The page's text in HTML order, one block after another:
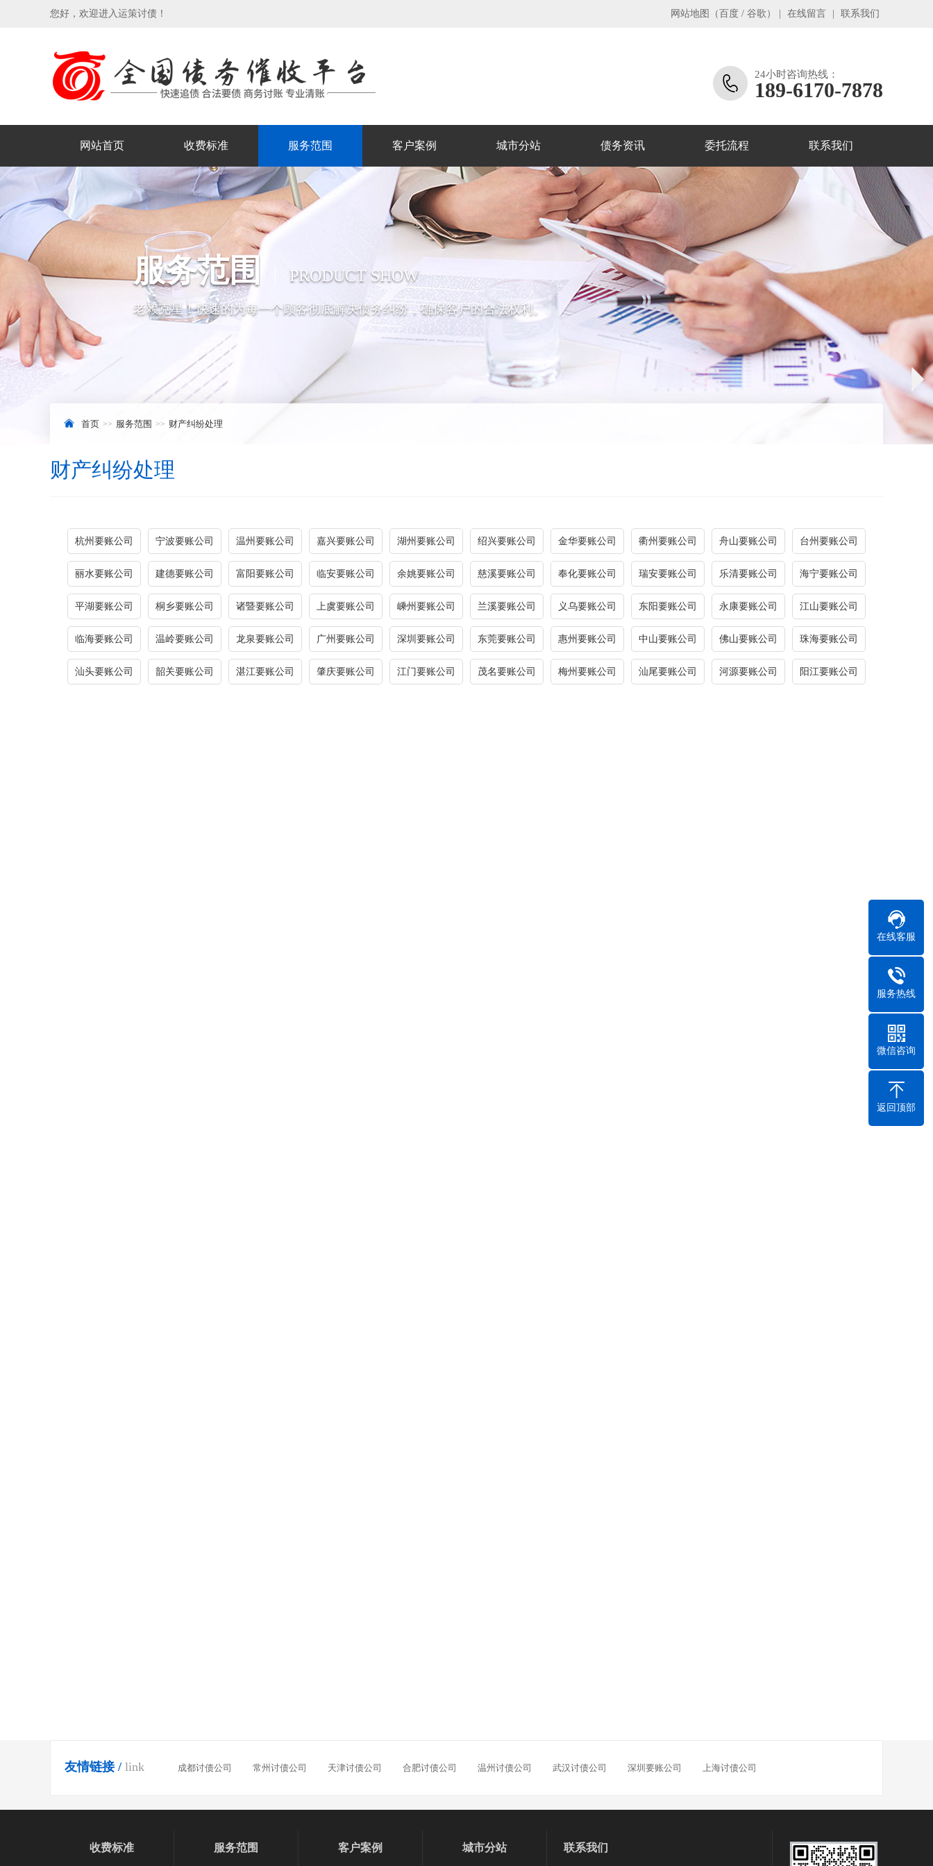
您好，欢迎进入运策讨债！ 网站地图 （ 百度 / 谷歌 ） 在线留言 联系我们
24小时咨询热线：
189-6170-7878
网站首页 收费标准 服务范围 客户案例 城市分站 债务资讯 委托流程 联系我们
服务范围 PRODUCT SHOW
老赖克星！快速的为每一个顾客彻底解决债务纠纷，确保客户的合法权利。
首页 服务范围 财产纠纷处理
财产纠纷处理
杭州要账公司 宁波要账公司 温州要账公司 嘉兴要账公司 湖州要账公司 绍兴要账公司 金华要账公司 衢州要账公司 舟山要账公司 台州要账公司
丽水要账公司 建德要账公司 富阳要账公司 临安要账公司 余姚要账公司 慈溪要账公司 奉化要账公司 瑞安要账公司 乐清要账公司 海宁要账公司
平湖要账公司 桐乡要账公司 诸暨要账公司 上虞要账公司 嵊州要账公司 兰溪要账公司 义乌要账公司 东阳要账公司 永康要账公司 江山要账公司
临海要账公司 温岭要账公司 龙泉要账公司 广州要账公司 深圳要账公司 东莞要账公司 惠州要账公司 中山要账公司 佛山要账公司 珠海要账公司
汕头要账公司 韶关要账公司 湛江要账公司 肇庆要账公司 江门要账公司 茂名要账公司 梅州要账公司 汕尾要账公司 河源要账公司 阳江要账公司
立即咨询
收债公司常用的两种极端讨债技巧 2021-11-28 温州讨债公司哪家好？应该怎么选要债公司？
友情链接 / link 成都讨债公司 常州讨债公司 天津讨债公司 合肥讨债公司 温州讨债公司 武汉讨债公司 深圳要账公司 上海讨债公司
收费标准 服务范围 客户案例 城市分站 联系我们
在线客服
服务热线
微信咨询
返回顶部